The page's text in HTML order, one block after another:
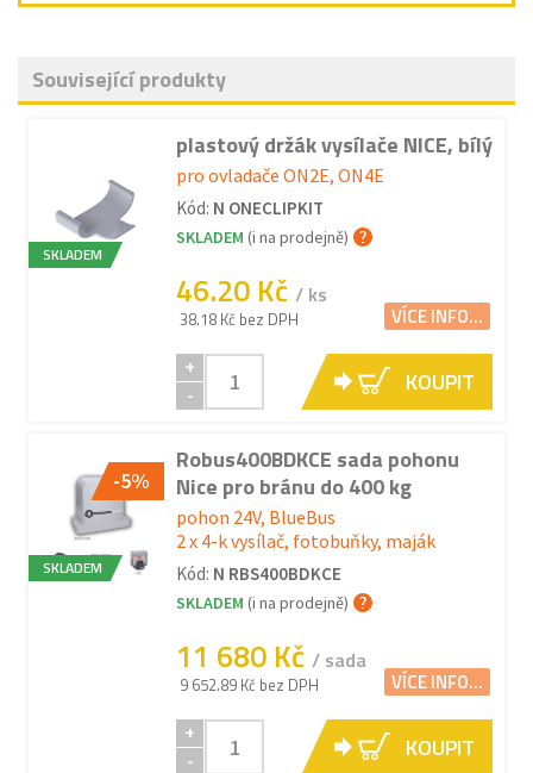
Související produkty
SKLADEM
plastový držák vysílače NICE, bílý
pro ovladače ON2E, ON4E
Kód: N ONECLIPKIT
SKLADEM (i na prodejně)
46.20 Kč / ks
38.18 Kč bez DPH VÍCE INFO...
+
-
KOUPIT
-5%
SKLADEM
Robus400BDKCE sada pohonu
Nice pro bránu do 400 kg
pohon 24V, BlueBus
2 x 4-k vysílač, fotobuňky, maják
Kód: N RBS400BDKCE
SKLADEM (i na prodejně)
11 680 Kč / sada
9 652.89 Kč bez DPH VÍCE INFO...
+
-
KOUPIT